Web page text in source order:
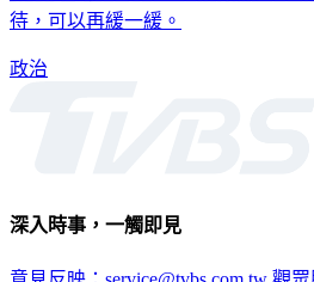
待，可以再緩一緩。
政治
深入時事，一觸即見